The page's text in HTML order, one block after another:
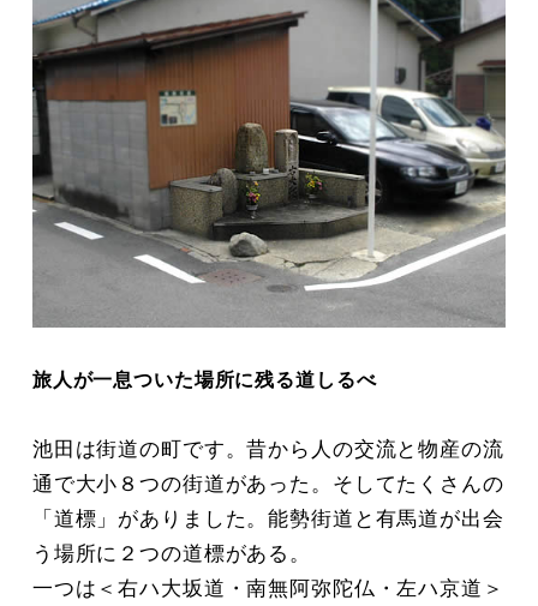
旅人が一息ついた場所に残る道しるべ
池田は街道の町です。昔から人の交流と物産の流
通で大小８つの街道があった。そしてたくさんの
「道標」がありました。能勢街道と有馬道が出会
う場所に２つの道標がある。
一つは＜右ハ大坂道・南無阿弥陀仏・左ハ京道＞